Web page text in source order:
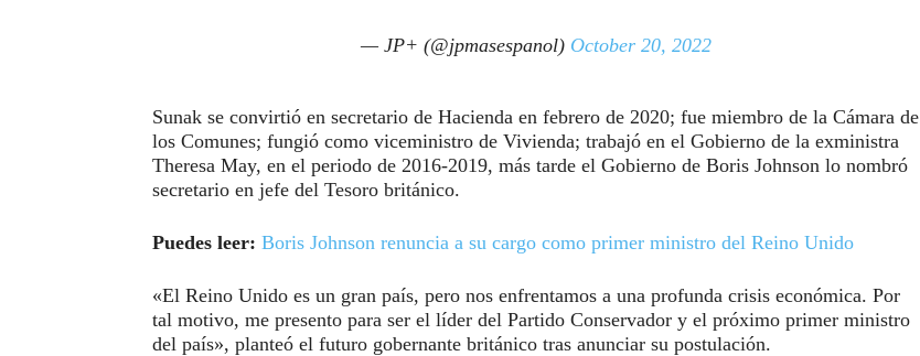
— JP+ (@jpmasespanol) October 20, 2022
Sunak se convirtió en secretario de Hacienda en febrero de 2020; fue miembro de la Cámara de
los Comunes; fungió como viceministro de Vivienda; trabajó en el Gobierno de la exministra
Theresa May, en el periodo de 2016-2019, más tarde el Gobierno de Boris Johnson lo nombró
secretario en jefe del Tesoro británico.
Puedes leer: Boris Johnson renuncia a su cargo como primer ministro del Reino Unido
«El Reino Unido es un gran país, pero nos enfrentamos a una profunda crisis económica. Por
tal motivo, me presento para ser el líder del Partido Conservador y el próximo primer ministro
del país», planteó el futuro gobernante británico tras anunciar su postulación.